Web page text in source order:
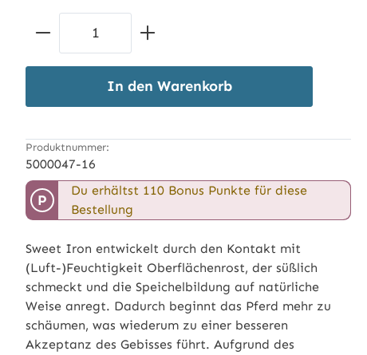
Produkt Anzahl: Gib den
In den Warenkorb
Produktnummer:
5000047-16
P
Du erhältst 110 Bonus Punkte für diese
Bestellung
Sweet Iron entwickelt durch den Kontakt mit
(Luft-)Feuchtigkeit Oberflächenrost, der süßlich
schmeckt und die Speichelbildung auf natürliche
Weise anregt. Dadurch beginnt das Pferd mehr zu
schäumen, was wiederum zu einer besseren
Akzeptanz des Gebisses führt. Aufgrund des